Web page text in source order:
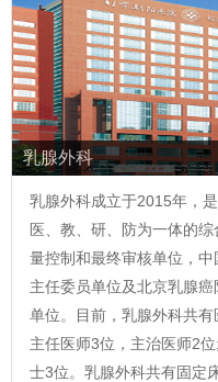
乳腺外科
乳腺外科成立于2015年，
医、教、研、防为一体的
量控制和最终审核单位，
主任委员单位及北京乳腺
单位。目前，乳腺外科共
主任医师3位，主治医师2
士3位。乳腺外科共有固定